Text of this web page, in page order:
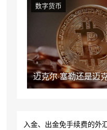
迈克尔·塞勒还是迈
数字货币
入金、出金免手续费的外